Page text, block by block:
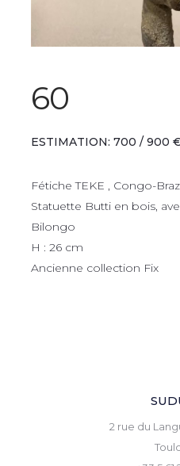
60
ESTIMATION: 700 / 900
Fétiche TEKE , Congo-
Statuette Butti en bois,
Bilongo
H : 26 cm
Ancienne collection Fix
2 rue du